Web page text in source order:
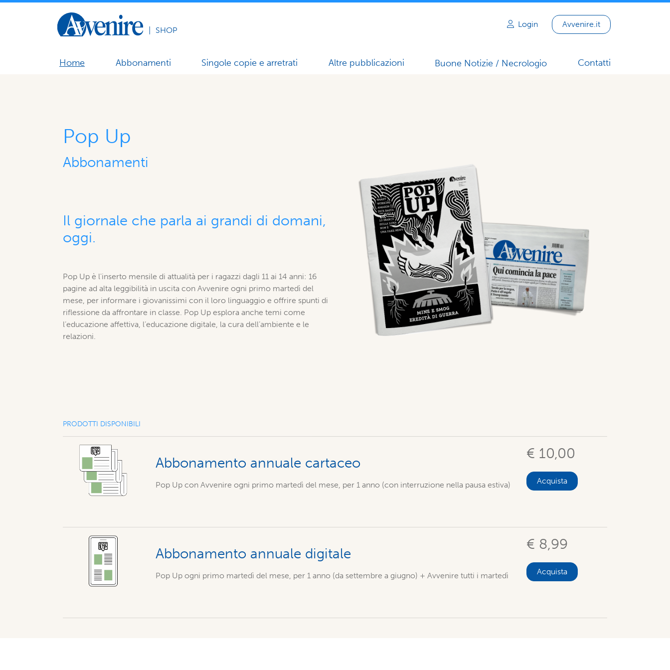
SHOP
Login Avvenire.it
Home Abbonamenti Singole copie e arretrati Altre pubblicazioni Buone Notizie / Necrologio Contatti
Pop Up
Abbonamenti
Il giornale che parla ai grandi di domani,
oggi.
Pop Up è l'inserto mensile di attualità per i ragazzi dagli 11 ai 14 anni: 16
pagine ad alta leggibilità in uscita con Avvenire ogni primo martedì del
mese, per informare i giovanissimi con il loro linguaggio e offrire spunti di
riflessione da affrontare in classe. Pop Up esplora anche temi come
l’educazione affettiva, l’educazione digitale, la cura dell’ambiente e le
relazioni.
PRODOTTI DISPONIBILI
Abbonamento annuale cartaceo
Pop Up con Avvenire ogni primo martedì del mese, per 1 anno (con interruzione nella pausa estiva)
€ 10,00
Acquista
Abbonamento annuale digitale
Pop Up ogni primo martedì del mese, per 1 anno (da settembre a giugno) + Avvenire tutti i martedì
€ 8,99
Acquista